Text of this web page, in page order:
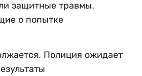
защитные травмы,
о попытке
Полиция ожидает